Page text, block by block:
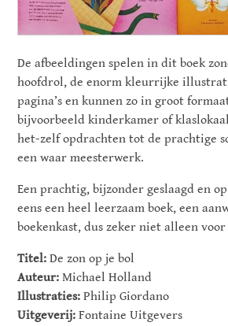
De afbeeldingen spelen in dit boek
hoofdrol, de enorm kleurrijke
pagina’s en kunnen zo in groot
bijvoorbeeld kinderkamer of
het-zelf opdrachten tot de prachtige
een waar meesterwerk.
Een prachtig, bijzonder geslaagd en
eens een heel leerzaam boek, een
boekenkast, dus zeker niet alleen
Titel: De zon op je bol
Auteur: Michael Holland
Illustraties: Philip Giordano
Uitgeverij: Fontaine Uitgevers